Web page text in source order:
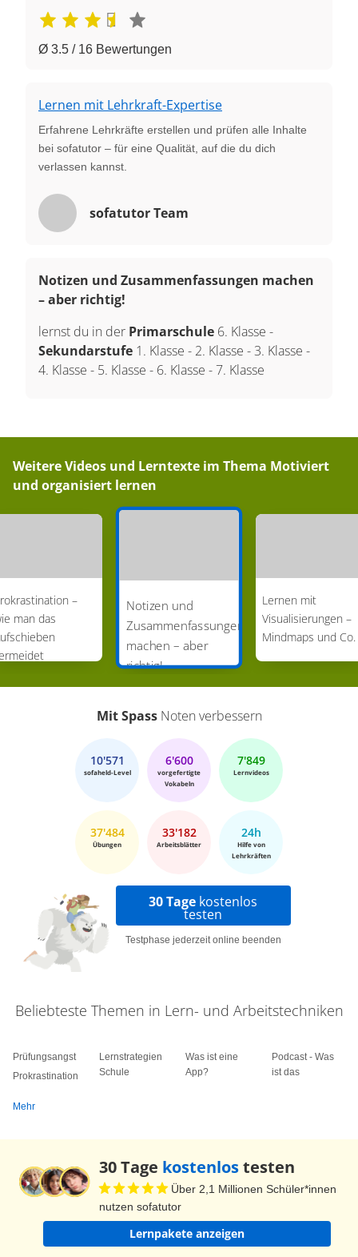
Ø 3.5 / 16 Bewertungen
Lernen mit Lehrkraft-Expertise
Erfahrene Lehrkräfte erstellen und prüfen alle Inhalte
bei sofatutor – für eine Qualität, auf die du dich
verlassen kannst.
sofatutor Team
Notizen und Zusammenfassungen machen
– aber richtig!
lernst du in der Primarschule 6. Klasse -
Sekundarstufe 1. Klasse - 2. Klasse - 3. Klasse -
4. Klasse - 5. Klasse - 6. Klasse -7. Klasse
Weitere Videos und Lerntexte im Thema Motiviert
und organisiert lernen
–
man das
Notizen und
Zusammenfassungen
machen – aber
richtig!
Lernen mit
Visualisierungen –
Mindmaps und Co.
Mit SpassNoten verbessern
10'571
sofaheld-Level
6'600
vorgefertigte
Vokabeln
7'849
Lernvideos
37'484
Übungen
33'182
Arbeitsblätter
24h
Hilfe von
Lehrkräften
30 Tage kostenlos
testen
Testphase jederzeit online beenden
Beliebteste Themen in Lern- und Arbeitstechniken
Prüfungsangst
Prokrastination
Lernstrategien
Schule
Was ist eine
App?
Podcast - Was
ist das
Mehr
30 Tage kostenlostesten
Über 2,1 Millionen Schüler*innen
nutzen sofatutor
Lernpakete anzeigen